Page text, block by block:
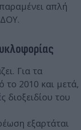
απλή
Για τα
2010 και μετά,
διοξειδίου του
εξαρτάται